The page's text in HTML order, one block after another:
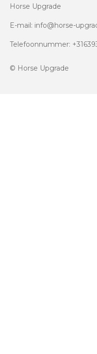
Horse Upgrade
E-mail: info@horse-
Telefoonnummer:
© Horse Upgrade